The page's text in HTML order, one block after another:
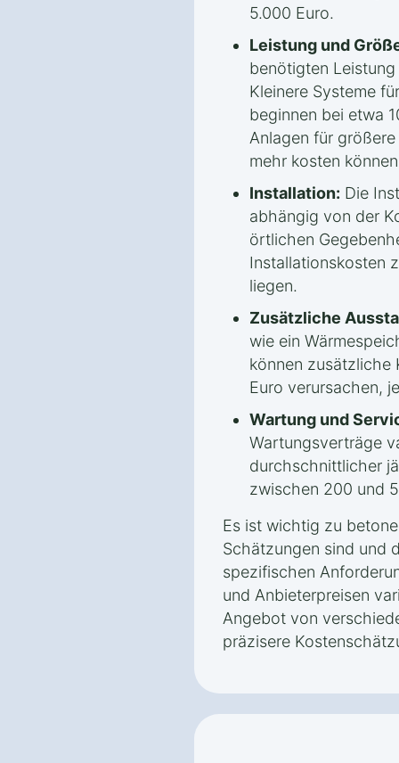
5.000 Euro.
Leistung und
benötigten
Kleinere Systeme
beginnen bei etwa
Anlagen für
mehr kosten
Installation: Die
abhängig von der
örtlichen
Installationskosten
liegen.
Zusätzliche
wie ein
können zusätzliche
Euro verursachen,
Wartung und
Wartungsverträge
durchschnittlicher
zwischen 200 und
Es ist wichtig zu
Schätzungen sind und
spezifischen
und Anbieterpreisen
Angebot von
präzisere